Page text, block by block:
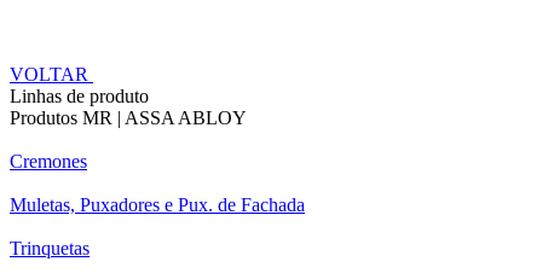
VOLTAR
Linhas de produto
Produtos MR | ASSA ABLOY
Cremones
Muletas, Puxadores e Pux. de Fachada
Trinquetas